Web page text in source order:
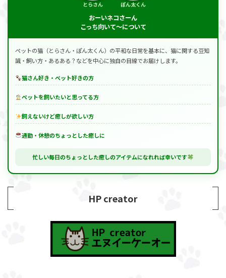
とらさん ぽん太くん
おーいネコさーん
こっち向いて～について
ペットの猫（とらさん・ぽん太くん）の平和な日常を基本に、猫に関する豆知
識・飼い方・あるある？などを中心に独自の目線でお届けします。
猫さん好き・ペット好きの方
ペットを飼いたいと思ってる方
飼えないけど癒しが欲しい方
通勤・休憩のちょっとした癒しに
忙しい毎日のちょっとした癒しのアイテムになれれば幸いです
HP creator